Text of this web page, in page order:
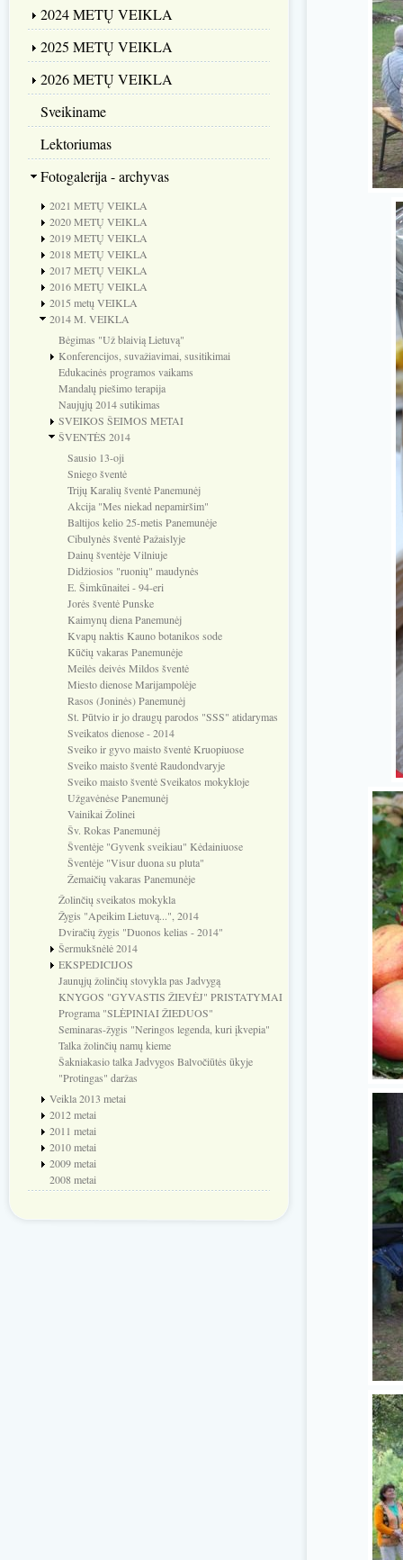
2024 METŲ VEIKLA
2025 METŲ VEIKLA
2026 METŲ VEIKLA
Sveikiname
Lektoriumas
Fotogalerija - archyvas
2021 METŲ VEIKLA
2020 METŲ VEIKLA
2019 METŲ VEIKLA
2018 METŲ VEIKLA
2017 METŲ VEIKLA
2016 METŲ VEIKLA
2015 metų VEIKLA
2014 M. VEIKLA
Bėgimas "Už blaivią Lietuvą"
Konferencijos, suvažiavimai, susitikimai
Edukacinės programos vaikams
Mandalų piešimo terapija
Naujųjų 2014 sutikimas
SVEIKOS ŠEIMOS METAI
ŠVENTĖS 2014
Sausio 13-oji
Sniego šventė
Trijų Karalių šventė Panemunėj
Akcija "Mes niekad nepamiršim"
Baltijos kelio 25-metis Panemunėje
Cibulynės šventė Pažaislyje
Dainų šventėje Vilniuje
Didžiosios "ruonių" maudynės
E. Šimkūnaitei - 94-eri
Jorės šventė Punske
Kaimynų diena Panemunėj
Kvapų naktis Kauno botanikos sode
Kūčių vakaras Panemunėje
Meilės deivės Mildos šventė
Miesto dienose Marijampolėje
Rasos (Joninės) Panemunėj
St. Pūtvio ir jo draugų parodos "SSS" atidarymas
Sveikatos dienose - 2014
Sveiko ir gyvo maisto šventė Kruopiuose
Sveiko maisto šventė Raudondvaryje
Sveiko maisto šventė Sveikatos mokykloje
Užgavėnėse Panemunėj
Vainikai Žolinei
Šv. Rokas Panemunėj
Šventėje "Gyvenk sveikiau" Kėdainiuose
Šventėje "Visur duona su pluta"
Žemaičių vakaras Panemunėje
Žolinčių sveikatos mokykla
Žygis "Apeikim Lietuvą...", 2014
Dviračių žygis "Duonos kelias - 2014"
Šermukšnėlė 2014
EKSPEDICIJOS
Jaunųjų žolinčių stovykla pas Jadvygą
KNYGOS "GYVASTIS ŽIEVĖJ" PRISTATYMAI
Programa "SLĖPINIAI ŽIEDUOS"
Seminaras-žygis "Neringos legenda, kuri įkvepia"
Talka žolinčių namų kieme
Šakniakasio talka Jadvygos Balvočiūtės ūkyje
"Protingas" daržas
Veikla 2013 metai
2012 metai
2011 metai
2010 metai
2009 metai
2008 metai